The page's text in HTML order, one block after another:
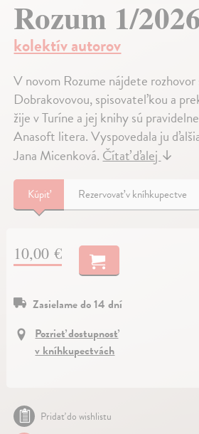
Rozum 1/
kolektív autorov
V novom Rozume nájdete rozhovor
Dobrakovovou, spisovateľkou a
žije v Turíne a jej knihy sú
Anasoft litera. Vyspovedala ju
Jana Micenková.Čítať ďalej↓
Kúpiť Rezervovať v kníhkupectve
10,00 €
Zasielame do 14 dní
Pozrieť dostupnosť
v kníhkupectvách
Pridať do wishlistu